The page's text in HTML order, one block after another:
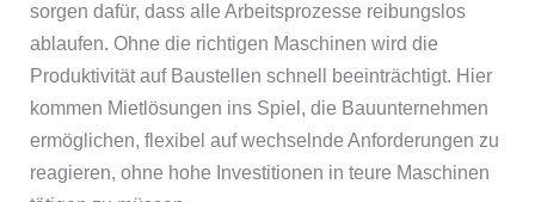
sorgen dafür, dass alle Arbeitsprozesse reibungslos
ablaufen. Ohne die richtigen Maschinen wird die
Produktivität auf Baustellen schnell beeinträchtigt. Hier
kommen Mietlösungen ins Spiel, die Bauunternehmen
ermöglichen, flexibel auf wechselnde Anforderungen zu
reagieren, ohne hohe Investitionen in teure Maschinen